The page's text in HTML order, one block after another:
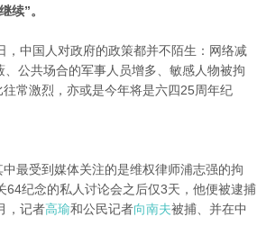
续”。
，中国人对政府的政策都并不陌生：网络减
、公共场合的军事人员增多、敏感人物被拘
常激烈，亦或是今年将是六四25周年纪
最受到媒体关注的是维权律师浦志强的拘
纪念的私人讨论会之后仅3天，他便被逮捕
，记者高瑜和公民记者向南夫被捕、并在中